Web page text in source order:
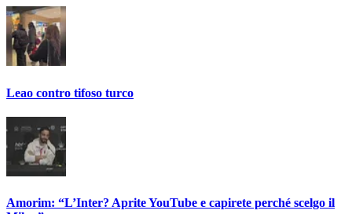
Leao contro tifoso turco
Amorim: “L’Inter? Aprite YouTube e capirete perché scelgo il